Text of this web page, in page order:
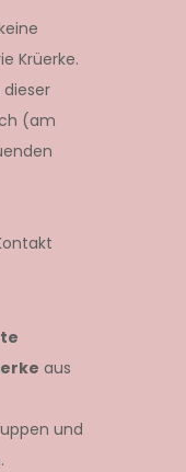
Krüerke.
(am
aus
und